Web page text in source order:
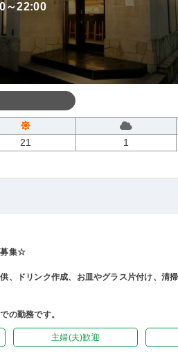
～22:00
21 1
募集☆
、ドリンク作成、お皿やグラス片付け、清
の勤務です。
主婦(夫)歓迎